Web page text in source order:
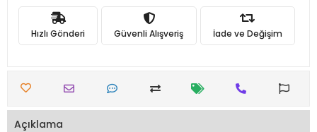
Hızlı Gönderi Güvenli Alışveriş İade ve Değişim
Açıklama